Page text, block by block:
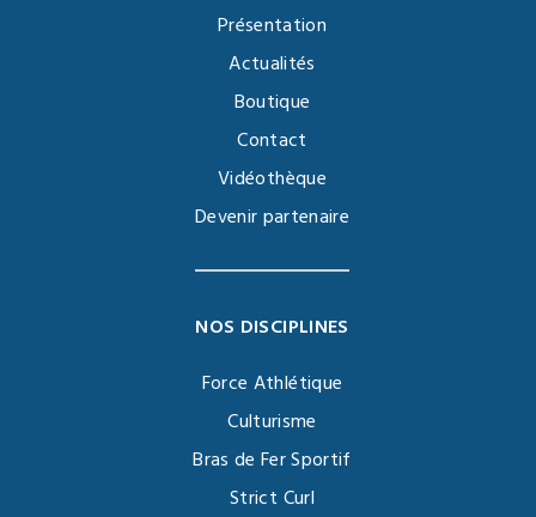
Présentation
Actualités
Boutique
Contact
Vidéothèque
Devenir partenaire
NOS DISCIPLINES
Force Athlétique
Culturisme
Bras de Fer Sportif
Strict Curl